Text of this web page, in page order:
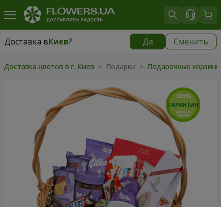
Доставка вКиев? Да Сменить
Доставка вКиев
Доставка цветов в г. Киев > Подарки > Подарочные